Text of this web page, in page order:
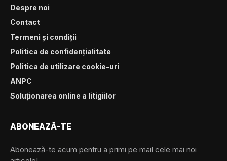
Despre noi
Contact
Termeni și condiții
Politica de confidențialitate
Politica de utilizare cookie-uri
ANPC
Soluționarea online a litigiilor
ABONEAZĂ-TE
Abonează-te acum pentru a primi pe mail cele mai noi